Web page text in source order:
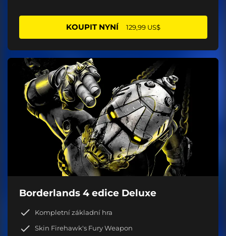
KOUPIT NYNÍ 129,99 US$
Borderlands 4 edice Deluxe
Kompletní základní hra
Skin Firehawk's Fury Weapon